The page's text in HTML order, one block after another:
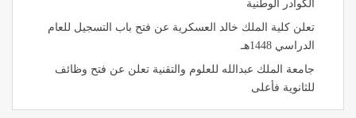
الكوادر الوطنية
تعلن كلية الملك خالد العسكرية عن فتح باب التسجيل للعام
الدراسي 1448هـ
جامعة الملك عبدالله للعلوم والتقنية تعلن عن فتح وظائف
للثانوية فأعلى